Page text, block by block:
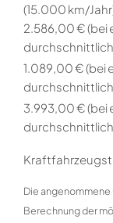
(15.000 km/
2.586,00 € (bei
1.089,00 € (bei
3.993,00 € (bei
Die angenommene
Berechnung der